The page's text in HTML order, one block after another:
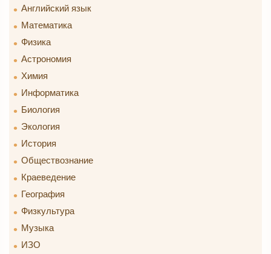
Английский язык
Математика
Физика
Астрономия
Химия
Информатика
Биология
Экология
История
Обществознание
Краеведение
География
Физкультура
Музыка
ИЗО